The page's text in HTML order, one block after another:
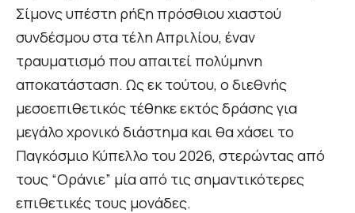
Σίμονς υπέστη ρήξη πρόσθιου χιαστού
συνδέσμου στα τέλη Απριλίου, έναν
τραυματισμό που απαιτεί πολύμηνη
αποκατάσταση. Ως εκ τούτου, ο διεθνής
μεσοεπιθετικός τέθηκε εκτός δράσης για
μεγάλο χρονικό διάστημα και θα χάσει το
Παγκόσμιο Κύπελλο του 2026, στερώντας από
τους “Οράνιε” μία από τις σημαντικότερες
επιθετικές τους μονάδες.